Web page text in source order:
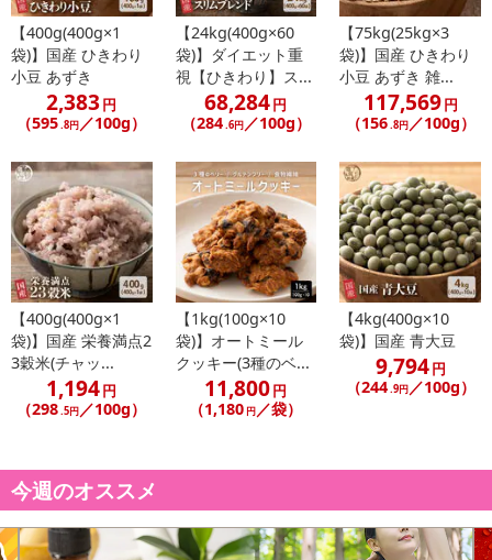
【400g(400g×1
袋)】国産 ひきわり
小豆 あずき
2,383円
（595 .8円 ／100g）
【24kg(400g×60
袋)】ダイエット重
視【ひきわり】ス...
68,284円
（284 .6円／100g）
【75kg(25kg×3
袋)】国産 ひきわり
小豆 あずき 雑...
117,569円
（156 .8円／100g）
【400g(400g×1
袋)】国産 栄養満点2
3穀米(チャッ...
1,194円
（298.5円／100g）
【1kg(100g×10
袋)】オートミール
クッキー(3種のベ...
11,800円
（1,180 円／袋）
【4kg(400g×10
袋)】国産 青大豆
9,794円
（244.9円／100g）
今週のオススメ